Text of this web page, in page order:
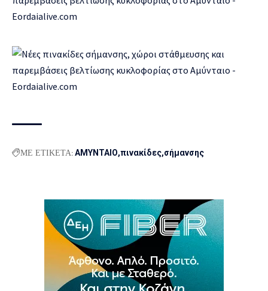
ΜΕ ΕΤΙΚΕΤΑ:ΑΜΥΝΤΑΙΟ πινακίδες σήμανσης